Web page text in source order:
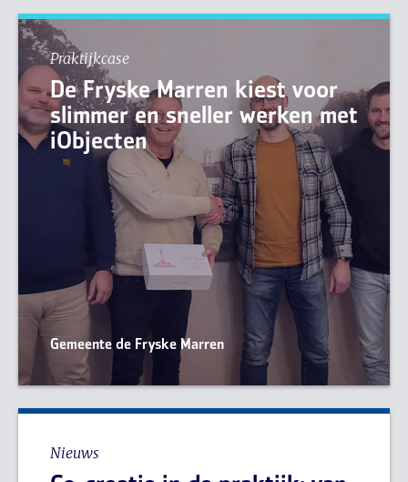
Praktijkcase
De Fryske Marren kiest voor
slimmer en sneller werken met
iObjecten
Gemeente de Fryske Marren
Nieuws